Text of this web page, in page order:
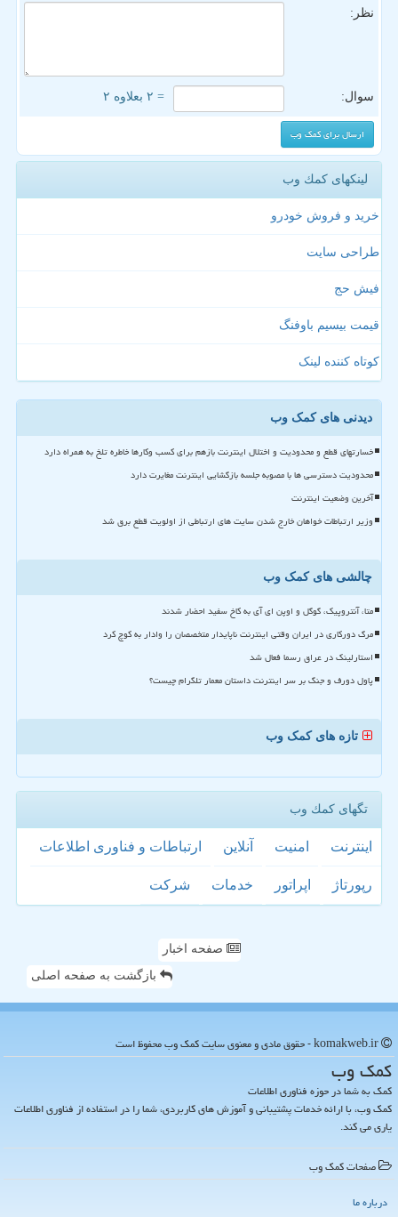
نظر:
سوال: = ۲ بعلاوه ۲
لینکهای كمك وب
خرید و فروش خودرو
طراحی سایت
فیش حج
قیمت بیسیم باوفنگ
کوتاه کننده لینک
دیدنی های کمک وب
خسارتهای قطع و محدودیت و اختلال اینترنت بازهم برای کسب وکارها خاطره تلخ به همراه دارد
محدودیت دسترسی ها با مصوبه جلسه بازگشایی اینترنت مغایرت دارد
آخرین وضعیت اینترنت
وزیر ارتباطات خواهان خارج شدن سایت های ارتباطی از اولویت قطع برق شد
چالشی های کمک وب
متا، آنتروپیک، گوگل و اوپن ای آی به کاخ سفید احضار شدند
مرگ دورکاری در ایران وقتی اینترنت ناپایدار متخصصان را وادار به کوچ کرد
استارلینک در عراق رسما فعال شد
پاول دورف و جنگ بر سر اینترنت داستان معمار تلگرام چیست؟
تازه های کمک وب
تگهای كمك وب
اینترنت امنیت آنلاین ارتباطات و فناوری اطلاعات
رپورتاژ اپراتور خدمات شركت
صفحه اخبار
بازگشت به صفحه اصلی
كمك وب
کمک به شما در حوزه فناوری اطلاعات
کمک وب، با ارائه خدمات پشتیبانی و آموزش های کاربردی، شما را در استفاده از فناوری اطلاعات
یاری می کند.
صفحات كمك وب
درباره ما